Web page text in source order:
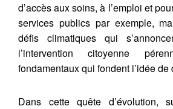
d’accès aux soins, à l’emploi et
services publics par exemple,
défis climatiques qui
l’intervention citoyenne
fondamentaux qui fondent l’idée de
Dans cette quête d’évolution,